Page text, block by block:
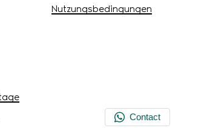
Nutzungsbedingungen